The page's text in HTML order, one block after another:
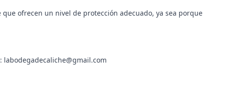
ofrecen un nivel de protección adecuado, ya sea porque